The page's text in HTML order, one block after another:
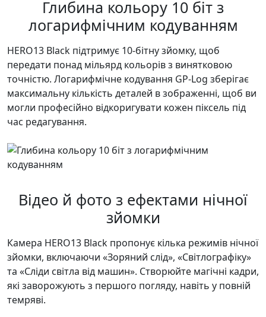
Глибина кольору 10 біт з
логарифмічним кодуванням
HERO13 Black підтримує 10-бітну зйомку, щоб
передати понад мільярд кольорів з винятковою
точністю. Логарифмічне кодування GP-Log зберігає
максимальну кількість деталей в зображенні, щоб ви
могли професійно відкоригувати кожен піксель під
час редагування.
Відео й фото з ефектами нічної
зйомки
Камера HERO13 Black пропонує кілька режимів нічної
зйомки, включаючи «Зоряний слід», «Світлографіку»
та «Сліди світла від машин». Створюйте магічні кадри,
які заворожують з першого погляду, навіть у повній
темряві.